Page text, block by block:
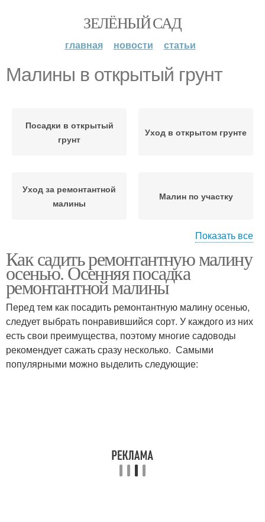
ЗЕЛЁНЫЙ САД
главная новости статьи
Малины в открытый грунт
Посадки в открытый
грунт
Уход в открытом грунте
Уход за ремонтантной
малины
Малин по участку
Открытая корнева
Показать все
Как садить ремонтантную малину
осенью. Осенняя посадка
ремонтантной малины
Перед тем как посадить ремонтантную малину осенью,
следует выбрать понравившийся сорт. У каждого из них
есть свои преимущества, поэтому многие садоводы
рекомендует сажать сразу несколько. Самыми
популярными можно выделить следующие: